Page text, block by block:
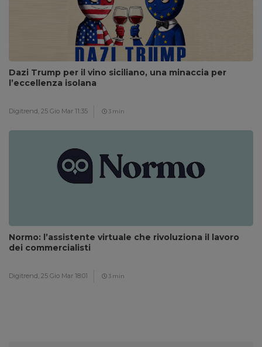
Dazi Trump per il vino siciliano, una minaccia per
l’eccellenza isolana
Digitrend, 25 Gio Mar 11:35 3 min
Normo: l’assistente virtuale che rivoluziona il lavoro
dei commercialisti
Digitrend, 25 Gio Mar 18:01 3 min